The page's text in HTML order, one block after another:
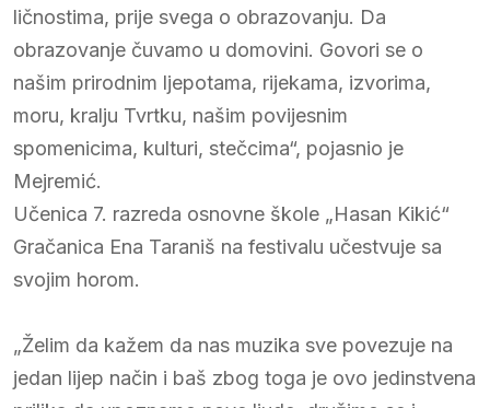
ličnostima, prije svega o obrazovanju. Da
obrazovanje čuvamo u domovini. Govori se o
našim prirodnim ljepotama, rijekama, izvorima,
moru, kralju Tvrtku, našim povijesnim
spomenicima, kulturi, stečcima“, pojasnio je
Mejremić.
Učenica 7. razreda osnovne škole „Hasan Kikić“
Gračanica Ena Taraniš na festivalu učestvuje sa
svojim horom.
„Želim da kažem da nas muzika sve povezuje na
jedan lijep način i baš zbog toga je ovo jedinstvena